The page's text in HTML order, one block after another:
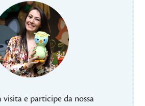
visita e participe da nossa